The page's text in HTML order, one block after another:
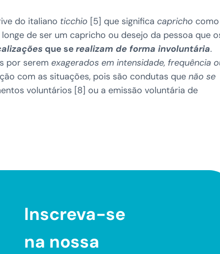
do italiano ticchio [5] que significa capricho como
de ser um capricho ou desejo da pessoa que
que se realizam de forma involuntária.
por serem exagerados em intensidade, frequência
com as situações, pois são condutas que não se
voluntários [8] ou a emissão voluntária de
Inscreva-se
na nossa